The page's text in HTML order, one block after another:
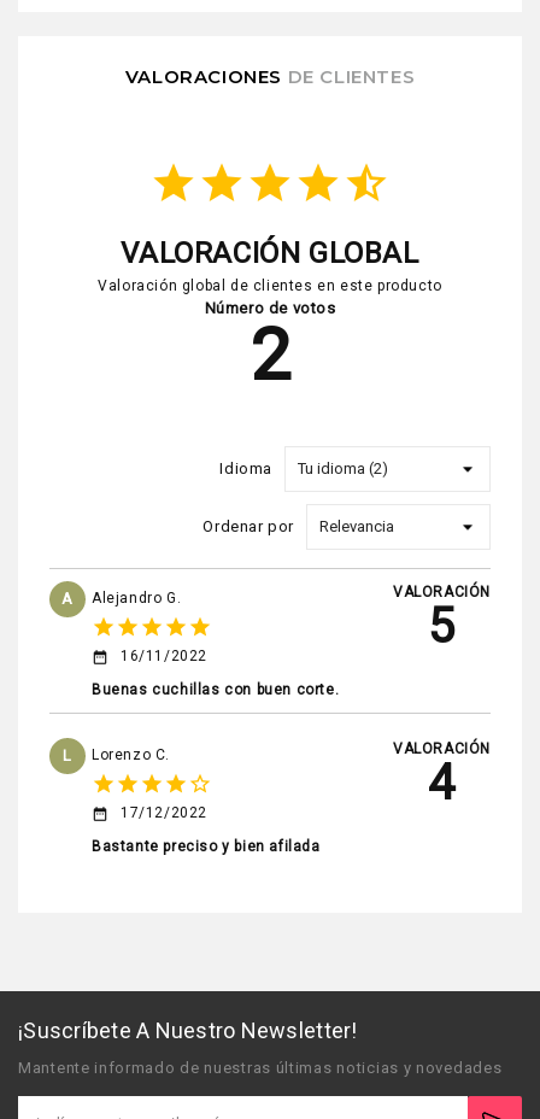
VALORACIONES DE CLIENTES
starstarstarstarstar_half
VALORACIÓN GLOBAL
Valoración global de clientes en este producto
Número de votos
2
Idioma
Ordenar por
A Alejandro G.
star star star star star
date_range
16/11/2022
Buenas cuchillas con buen corte.
VALORACIÓN
5
L Lorenzo C.
star star star star star_border
date_range
17/12/2022
Bastante preciso y bien afilada
VALORACIÓN
4
¡Suscríbete A Nuestro Newsletter!
Mantente informado de nuestras últimas noticias y novedades